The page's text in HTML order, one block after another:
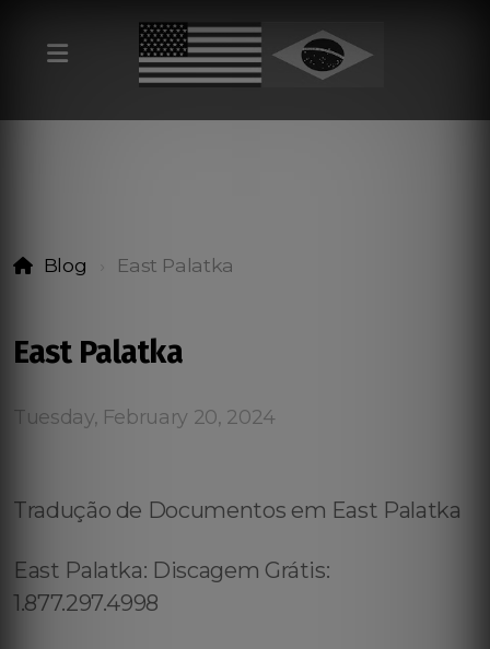
Blog East Palatka
East Palatka
Tuesday, February 20, 2024
Tradução de Documentos em East Palatka
East Palatka: Discagem Grátis:
1.877.297.4998